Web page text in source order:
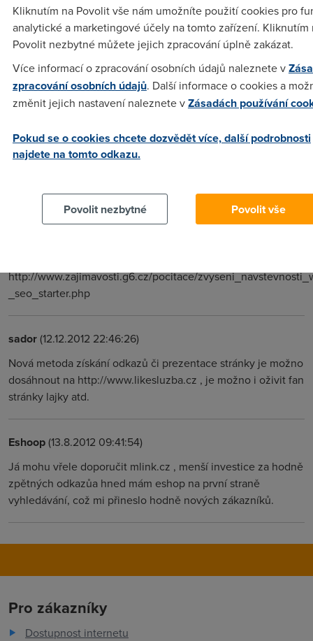
Luboš(28.7.2009 01:26:28)
Ten seznam katalogů je dost starej ne? Existujou lepší a
aktualizovaný...
Anonym(28.7.2009 10:09:59)
saasdsda
http://www.zajimavosti.g6.cz/pocitace/
_seo_starter.php
sador(12.12.2012 22:46:26)
Nová metoda získání odkazů či prezentace stránky je možno
dosáhnout na http://www.likesluzba.cz , je možno i oživit fan
stránky lajky atd.
Eshoop(13.8.2012 09:41:54)
Já mohu vřele doporučit mlink.cz , menší investice za hodně
zpětných odkazůa hned mám eshop na první straně
vyhledávání, což mi přineslo hodně nových zákazníků.
Pro zákazníky
Dostupnost internetu
Kliknutím na Povolit vše nám umožníte použití cookies pro
analytické a marketingové účely na tomto zařízení. Kliknutím
Povolit nezbytné můžete jejich zpracování úplně zakázat.
Více informací o zpracování osobních údajů naleznete v
zpracování osobních údajů. Další informace o cookies a
změnit jejich nastavení naleznete vZásadách používání
Pokud se o cookies chcete dozvědět více, další podrobnosti
najdete na tomto odkazu.
Povolit nezbytné Povolit vše